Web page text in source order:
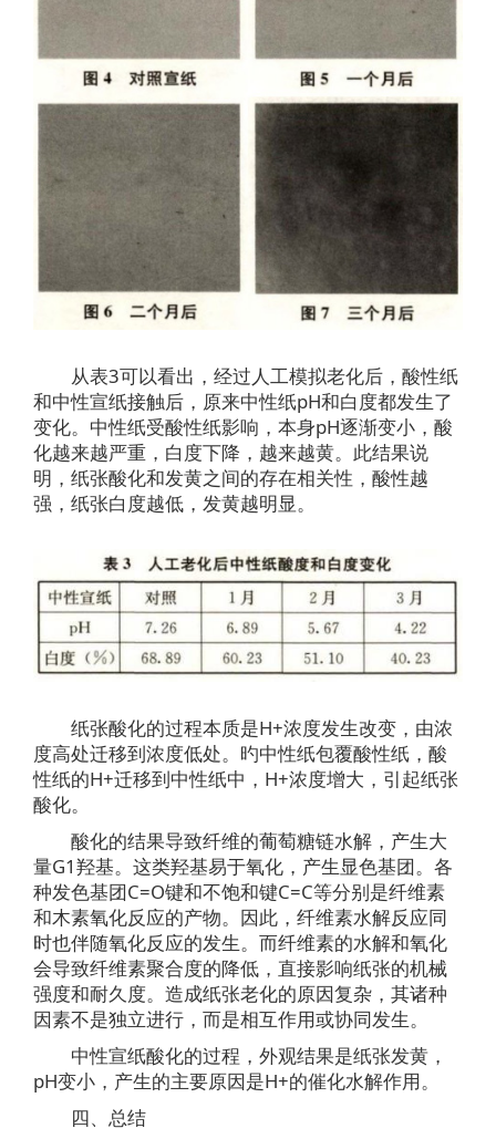
从表3可以看出，经过人工模拟老化后，酸性纸
和中性宣纸接触后，原来中性纸pH和白度都发生了
变化。中性纸受酸性纸影响，本身pH逐渐变小，酸
化越来越严重，白度下降，越来越黄。此结果说
明，纸张酸化和发黄之间的存在相关性，酸性越
强，纸张白度越低，发黄越明显。
纸张酸化的过程本质是H+浓度发生改变，由浓
度高处迁移到浓度低处。旳中性纸包覆酸性纸，酸
性纸的H+迁移到中性纸中，H+浓度增大，引起纸张
酸化。
酸化的结果导致纤维的葡萄糖链水解，产生大
量G1羟基。这类羟基易于氧化，产生显色基团。各
种发色基团C=O键和不饱和键C=C等分别是纤维素
和木素氧化反应的产物。因此，纤维素水解反应同
时也伴随氧化反应的发生。而纤维素的水解和氧化
会导致纤维素聚合度的降低，直接影响纸张的机械
强度和耐久度。造成纸张老化的原因复杂，其诸种
因素不是独立进行，而是相互作用或协同发生。
中性宣纸酸化的过程，外观结果是纸张发黄，
pH变小，产生的主要原因是H+的催化水解作用。
四、总结